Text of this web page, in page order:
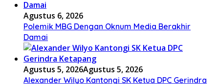
Agustus 6, 2026
Polemik MBG Dengan Oknum Media Berakhir
Damai
Agustus 5, 2026Agustus 5, 2026
Alexander Wilyo Kantongi SK Ketua DPC Gerindra